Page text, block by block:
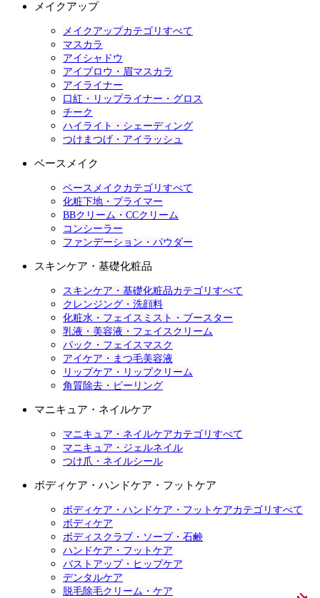
メイクアップ
メイクアップカテゴリすべて
マスカラ
アイシャドウ
アイブロウ・眉マスカラ
アイライナー
口紅・リップライナー・グロス
チーク
ハイライト・シェーディング
つけまつげ・アイラッシュ
ベースメイク
ベースメイクカテゴリすべて
化粧下地・プライマー
BBクリーム・CCクリーム
コンシーラー
ファンデーション・パウダー
スキンケア・基礎化粧品
スキンケア・基礎化粧品カテゴリすべて
クレンジング・洗顔料
化粧水・フェイスミスト・ブースター
乳液・美容液・フェイスクリーム
パック・フェイスマスク
アイケア・まつ毛美容液
リップケア・リップクリーム
角質除去・ピーリング
マニキュア・ネイルケア
マニキュア・ネイルケアカテゴリすべて
マニキュア・ジェルネイル
つけ爪・ネイルシール
ボディケア・ハンドケア・フットケア
ボディケア・ハンドケア・フットケアカテゴリすべて
ボディケア
ボディスクラブ・ソープ・石鹸
ハンドケア・フットケア
バストアップ・ヒップケア
デンタルケア
脱毛除毛クリーム・ケア